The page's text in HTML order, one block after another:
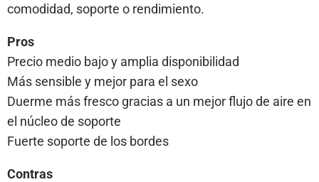
comodidad, soporte o rendimiento.
Pros
Precio medio bajo y amplia disponibilidad
Más sensible y mejor para el sexo
Duerme más fresco gracias a un mejor flujo de aire en
el núcleo de soporte
Fuerte soporte de los bordes
Contras